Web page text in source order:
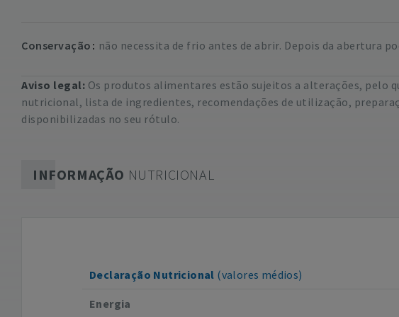
Conservação não necessita de frio antes de abrir. Depois da abertura
Aviso legal: Os produtos alimentares estão sujeitos a alterações, pelo
nutricional, lista de ingredientes, recomendações de utilização,
disponibilizadas no seu rótulo.
INFORMAÇÃO NUTRICIONAL
Declaração Nutricional (valores médios)
Energia